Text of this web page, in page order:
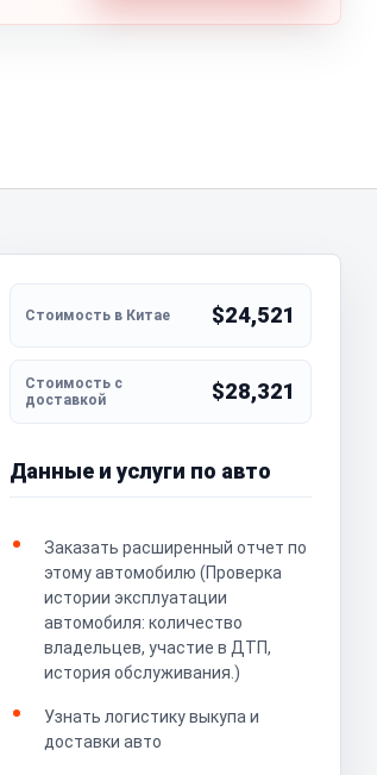
$24,521
$28,321
Данные и услуги по авто
Заказать расширенный отчет по
этому автомобилю (Проверка
истории эксплуатации
автомобиля: количество
владельцев, участие в ДТП,
история обслуживания.)
Узнать логистику выкупа и
доставки авто